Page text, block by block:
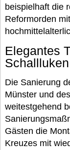
beispielhaft die
Reformorden
Elegantes
Die Sanierung
Münster und
weitestgehend
Gästen die
Kreuzes mit